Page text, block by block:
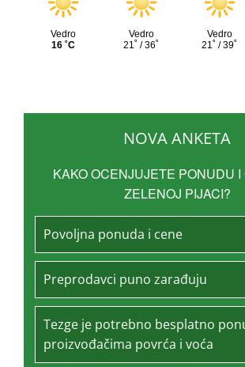
NOVA ANKETA
KAKO OCENJUJETE PONUDU
ZELENOJ PIJACI?
Povoljna ponuda i cene
Preprodavci puno zarađuju
Tezge je potrebno besplatno
proizvođačima povrća i voća